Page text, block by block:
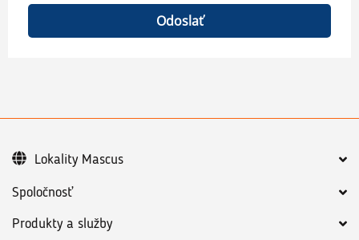
Odoslať
Spoločnosť
Produkty a služby
Lokality Mascus